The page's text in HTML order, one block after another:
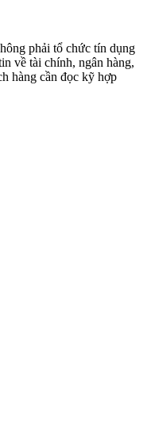
phải tổ chức tín dụng
về tài chính, ngân hàng,
hàng cần đọc kỹ hợp